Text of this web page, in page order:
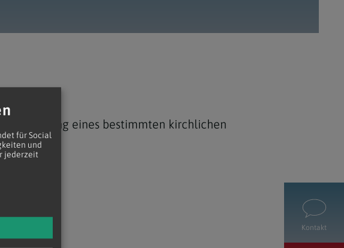
Kontakt
der Leitung eines bestimmten kirchlichen
für Social
und
jederzeit